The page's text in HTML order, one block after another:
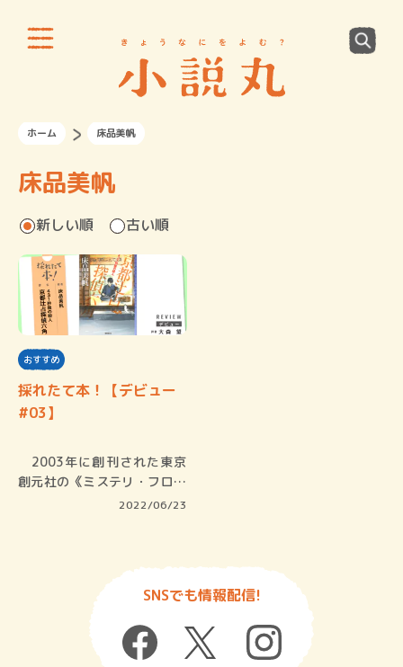
ホーム 床品美帆
床品美帆
新しい順 古い順
おすすめ
採れたて本！【デビュー
#03】
2003年に創刊された東京
創元社の《ミステリ・フロン
2022/06/23
SNSでも情報配信!